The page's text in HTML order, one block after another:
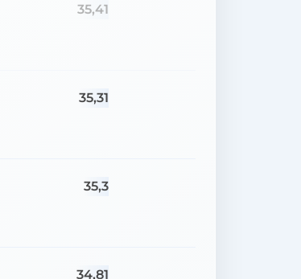
35,41
35,31
35,3
34,81